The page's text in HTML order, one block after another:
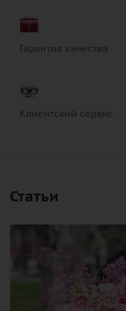
Гарантия качества
Клиентский сервис
Статьи